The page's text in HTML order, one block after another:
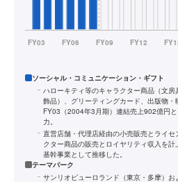
ソーシャル・コミュニケーション・ギフト
ハローキティ等のキャラクター商品（文
飾品）、グリーティングカード、出版物・
FY03（2004年3月期）連結売上902億円
力。
直営店舗・代理店経由の小売販売とライ
クター商品の販売とロイヤリティ収入を
基幹事業として推移した。
テーマパーク
サンリオピューロランド（東京・多摩）